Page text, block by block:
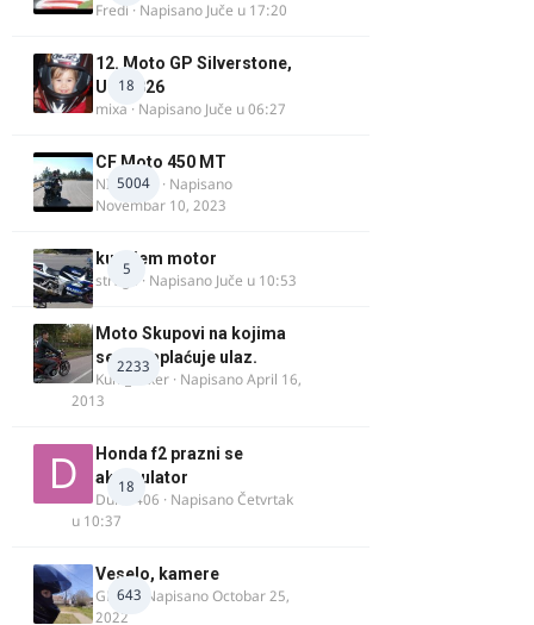
Fredi · Napisano Juče u 17:20
18
12. Moto GP Silverstone,
UK, 2026
mixa · Napisano Juče u 06:27
5004
CF Moto 450 MT
NIKOLA 1
· Napisano
Novembar 10, 2023
5
kupujem motor
strugo · Napisano Juče u 10:53
2233
Moto Skupovi na kojima
se ne naplaćuje ulaz.
Kum_Mixer · NapisanoApril 16,
2013
18
Honda f2 prazni se
akomulator
Dule1406 · NapisanoČetvrtak
u 10:37
643
Veselo, kamere
GR 46· NapisanoOctobar 25,
2022